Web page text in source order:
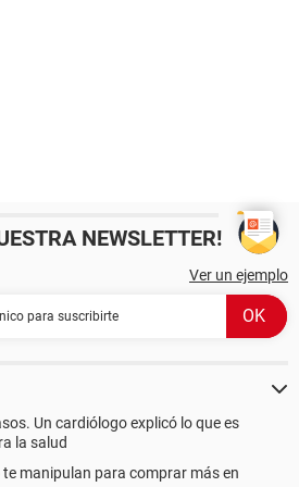
NEWSLETTER!
Ver un ejemplo
Un cardiólogo explicó lo que es
la salud
te manipulan para comprar más en